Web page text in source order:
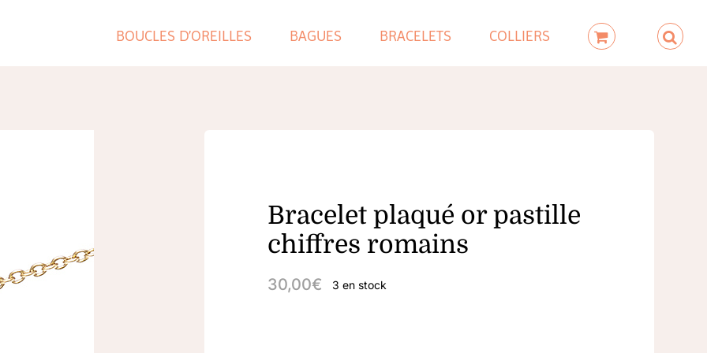
BOUCLES D’OREILLES BAGUES BRACELETS COLLIERS
Bracelet plaqué or pastille
chiffres romains
30,00€ 3 en stock